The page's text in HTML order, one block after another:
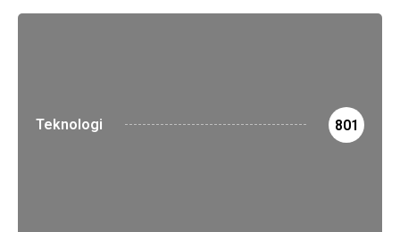
Teknologi 801